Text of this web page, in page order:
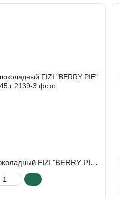
Батончик шоколадный FIZI "BERRY PIE" 45 г